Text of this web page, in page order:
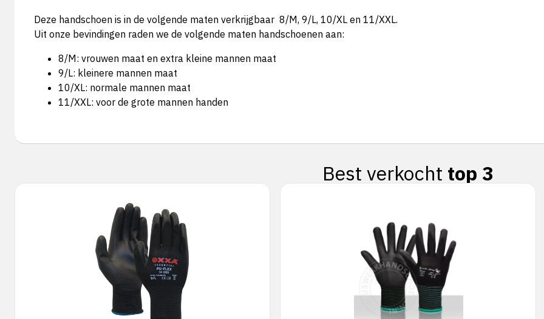
Deze handschoen is in de volgende maten verkrijgbaar 8/M, 9/L, 10/XL en 11/XXL.
Uit onze bevindingen raden we de volgende maten handschoenen aan:
8/M: vrouwen maat en extra kleine mannen maat
9/L: kleinere mannen maat
10/XL: normale mannen maat
11/XXL: voor de grote mannen handen
Best verkocht top 3